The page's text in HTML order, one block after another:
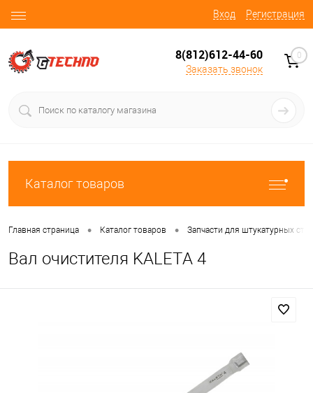
Вход Регистрация
8(812)612-44-60
Заказать звонок
0
Каталог товаров
Главная страница • Каталог товаров • Запчасти для штукатурных
Вал очистителя KALETА 4